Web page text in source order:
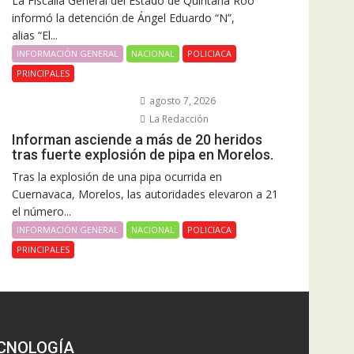
informó la detención de Ángel Eduardo “N”,
alias “El...
INFORMACIÓN GENERAL NACIONAL
POLICIACA
PRINCIPALES
agosto 7, 2026
La Redacción
Informan asciende a más de 20 heridos
tras fuerte explosión de pipa en Morelos.
Tras la explosión de una pipa ocurrida en
Cuernavaca, Morelos, las autoridades elevaron a 21
el número...
INFORMACIÓN GENERAL NACIONAL
POLICIACA
PRINCIPALES